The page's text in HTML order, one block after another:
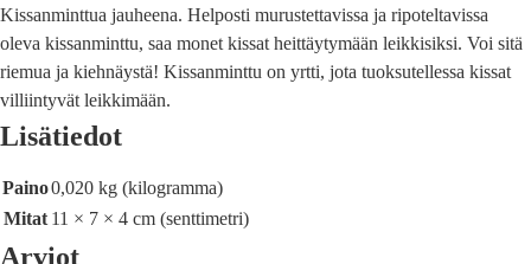
Kissanminttua jauheena. Helposti murustettavissa ja ripoteltavissa
oleva kissanminttu, saa monet kissat heittäytymään leikkisiksi. Voi sitä
riemua ja kiehnäystä! Kissanminttu on yrtti, jota tuoksutellessa kissat
villiintyvät leikkimään.
Lisätiedot
Paino0,020 kg (kilogramma)
Mitat 11 × 7 × 4 cm (senttimetri)
Arviot